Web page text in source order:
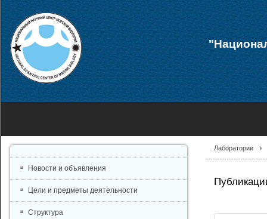
Лаборатории
Новости и объявления
Цели и предметы деятельности
Структура